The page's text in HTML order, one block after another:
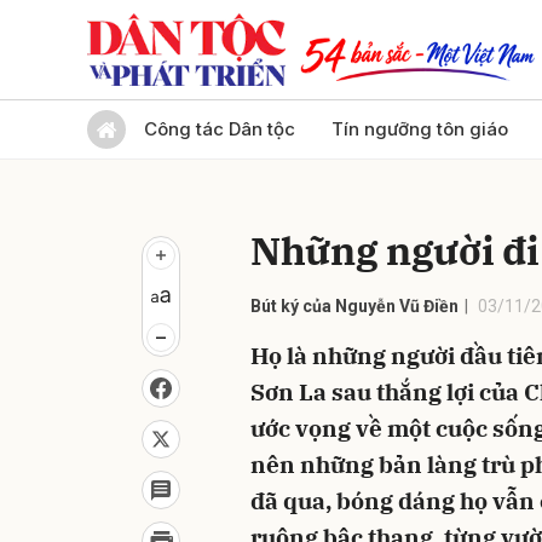
Công tác Dân tộc Tín ngưỡng tôn giáo
Những người
Bút ký của Nguyễn Vũ Điền 03/11/
Họ là những người đầu
Sơn La sau thắng lợi của
ước vọng về một cuộc
nên những bản làng trù
đã qua, bóng dáng họ
Gửi